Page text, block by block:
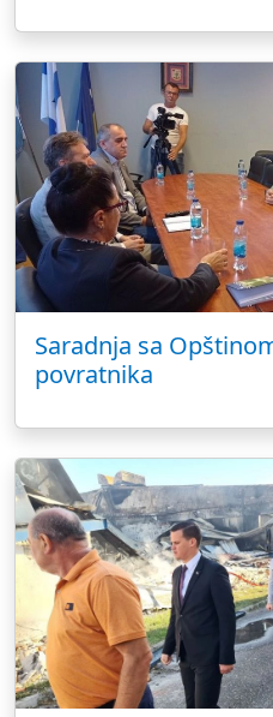
Saradnja sa
povratnika